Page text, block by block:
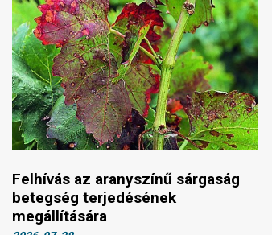
Felhívás az aranyszínű sárgaság
betegség terjedésének
megállítására